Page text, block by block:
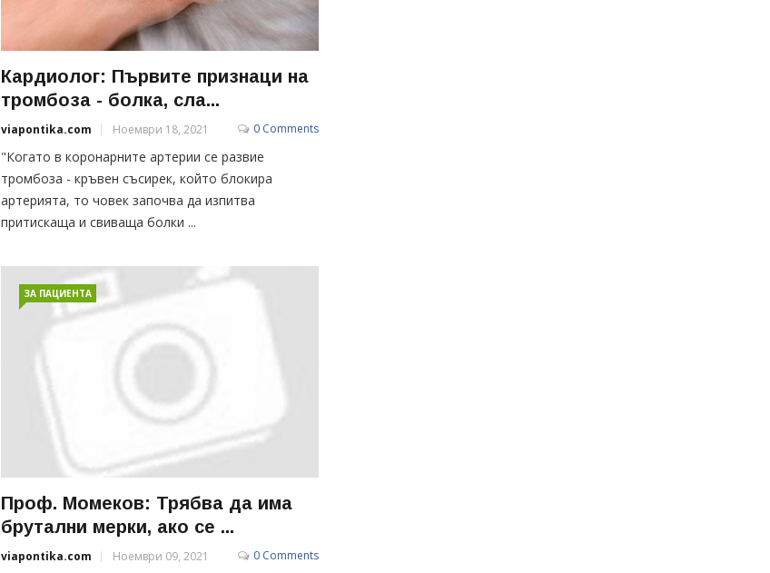
Кардиолог: Първите признаци на
тромбоза - болка, сла...
viapontika.com Ноември 18, 2021 0 Comments
"Когато в коронарните артерии се развие
тромбоза - кръвен съсирек, който блокира
артерията, то човек започва да изпитва
притискаща и свиваща болки ...
ЗА ПАЦИЕНТА
Проф. Момеков: Трябва да има
брутални мерки, ако се ...
viapontika.com Ноември 09, 2021 0 Comments